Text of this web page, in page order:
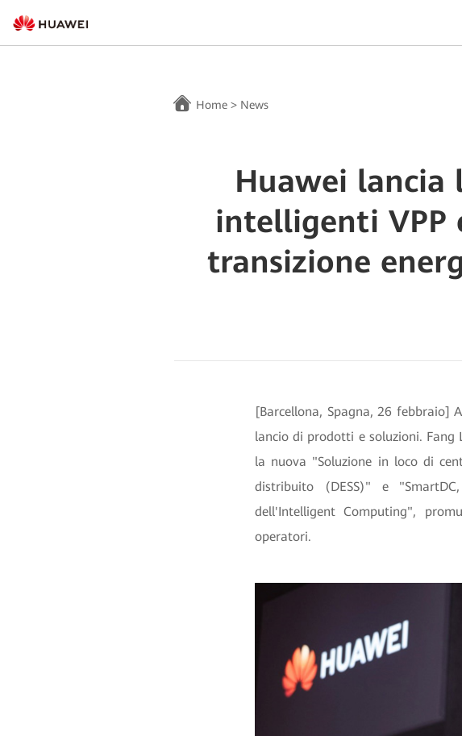
Home > News
Huawei lancia
intelligenti VPP
transizione
[Barcellona, ​​Spagna, 26 febbraio]
lancio di prodotti e soluzioni. Fang
la nuova "Soluzione in loco di
distribuito (DESS)" e
dell'Intelligent Computing",
operatori.